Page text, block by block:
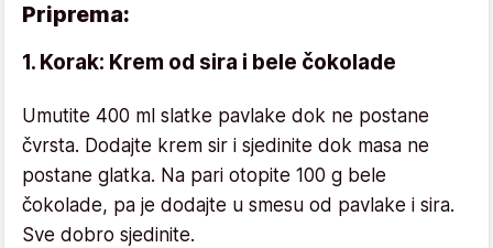
Priprema:
1. Korak: Krem od sira i bele čokolade
Umutite 400 ml slatke pavlake dok ne postane
čvrsta. Dodajte krem sir i sjedinite dok masa ne
postane glatka. Na pari otopite 100 g bele
čokolade, pa je dodajte u smesu od pavlake i sira.
Sve dobro sjedinite.